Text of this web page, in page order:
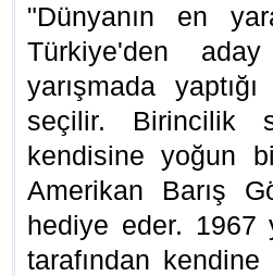
"Dünyanın en
Türkiye'den
yarışmada
seçilir. Birincilik
kendisine yoğun
Amerikan Barış
hediye eder. 1967
tarafından